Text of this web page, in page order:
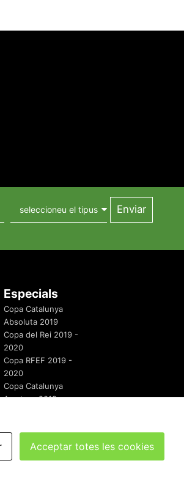
Especials
Copa Catalunya
Absoluta 2019
Copa del Rei 2019 -
2020
Copa RFEF 2019 -
2020
Copa Catalunya
Amateur 2019
Acceptar totes les cookies